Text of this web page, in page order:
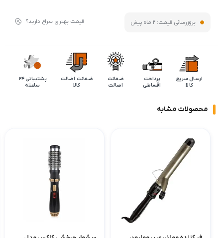
بروزرسانی قیمت: 2 ماه پیش قیمت بهتری سراغ دارید؟
ارسال سریع
کالا
پرداخت
اقساطی
ضمانت
اصالت
ضمانت اضالت
کالا
پشتیبانی 24
ساعته
محصولات مشابه